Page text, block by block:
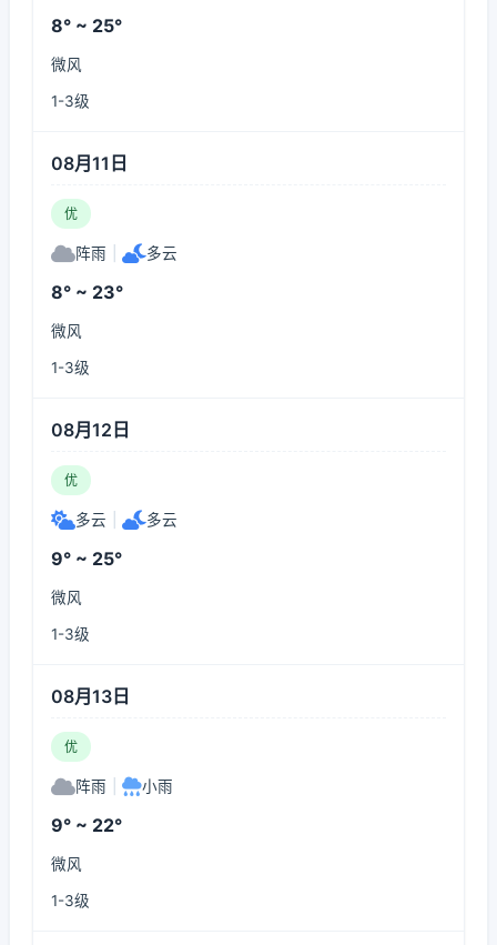
8° ~ 25°
微风
1-3级
08月11日
优
阵雨 多云
8° ~ 23°
微风
1-3级
08月12日
优
多云 多云
9° ~ 25°
微风
1-3级
08月13日
优
阵雨 小雨
9° ~ 22°
微风
1-3级